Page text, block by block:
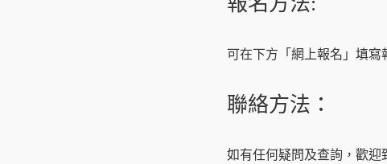
可在下方「網上報名」填寫
聯絡方法：
如有任何疑問及查詢，歡迎